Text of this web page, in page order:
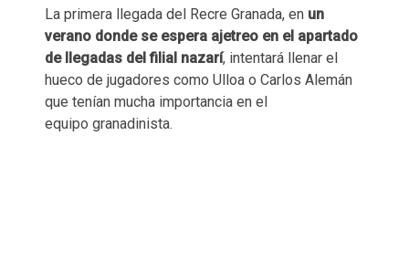
La primera llegada del Recre Granada, en un
verano donde se espera ajetreo en el apartado
de llegadas del filial nazarí, intentará llenar el
hueco de jugadores como Ulloa o Carlos Alemán
que tenían mucha importancia en el
equipo granadinista.